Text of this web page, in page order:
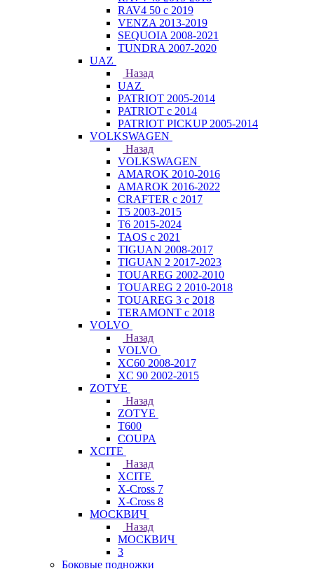
RAV4 50 с 2019
VENZA 2013-2019
SEQUOIA 2008-2021
TUNDRA 2007-2020
UAZ
Назад
UAZ
PATRIOT 2005-2014
PATRIOT с 2014
PATRIOT PICKUP 2005-2014
VOLKSWAGEN
Назад
VOLKSWAGEN
AMAROK 2010-2016
AMAROK 2016-2022
CRAFTER с 2017
T5 2003-2015
T6 2015-2024
TAOS с 2021
TIGUAN 2008-2017
TIGUAN 2 2017-2023
TOUAREG 2002-2010
TOUAREG 2 2010-2018
TOUAREG 3 с 2018
TERAMONT с 2018
VOLVO
Назад
VOLVO
XC60 2008-2017
XC 90 2002-2015
ZOTYE
Назад
ZOTYE
T600
COUPA
XCITE
Назад
XCITE
X-Cross 7
X-Cross 8
МОСКВИЧ
Назад
МОСКВИЧ
3
Боковые подножки